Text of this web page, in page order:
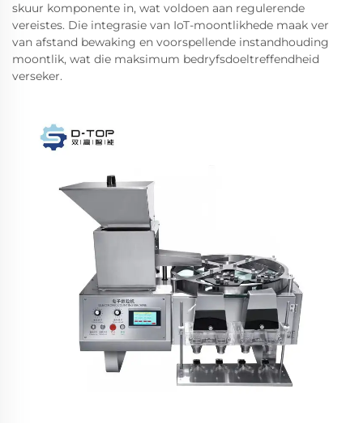
skuur komponente in, wat voldoen aan regulerende
vereistes. Die integrasie van IoT-moontlikhede maak ver
van afstand bewaking en voorspellende instandhouding
moontlik, wat die maksimum bedryfsdoeltreffendheid
verseker.